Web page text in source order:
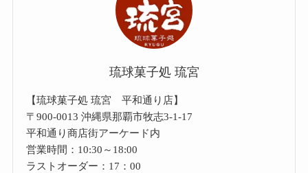
琉球菓子処 琉宮
【琉球菓子処 琉宮 平和通り店】
〒900-0013 沖縄県那覇市牧志3-1-17
平和通り商店街アーケード内
営業時間：10:30～18:00
ラストオーダー：17：00